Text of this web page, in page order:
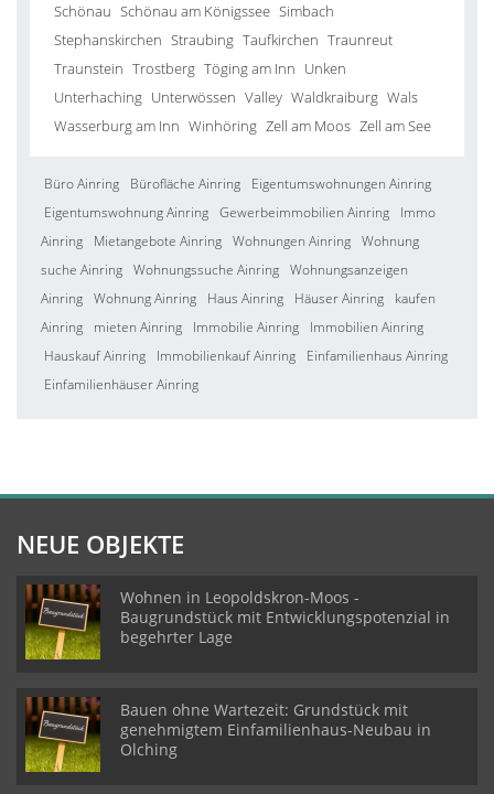
Schönau Schönau am Königssee Simbach
Stephanskirchen Straubing Taufkirchen Traunreut
Traunstein Trostberg Töging am Inn Unken
Unterhaching Unterwössen Valley Waldkraiburg Wals
Wasserburg am Inn Winhöring Zell am Moos Zell am See
Büro Ainring Bürofläche Ainring
Eigentumswohnungen Ainring
Eigentumswohnung Ainring Gewerbeimmobilien Ainring
Immo
Ainring
Mietangebote Ainring Wohnungen Ainring Wohnung
suche Ainring Wohnungssuche Ainring Wohnungsanzeigen
Ainring Wohnung Ainring Haus Ainring Häuser Ainring
kaufen
Ainring
mieten Ainring Immobilie Ainring
Immobilien Ainring
Hauskauf Ainring
Immobilienkauf Ainring
Einfamilienhaus Ainring
Einfamilienhäuser Ainring
NEUE OBJEKTE
Wohnen in Leopoldskron-Moos -
Baugrundstück mit Entwicklungspotenzial in
begehrter Lage
Bauen ohne Wartezeit: Grundstück mit
genehmigtem Einfamilienhaus-Neubau in
Olching